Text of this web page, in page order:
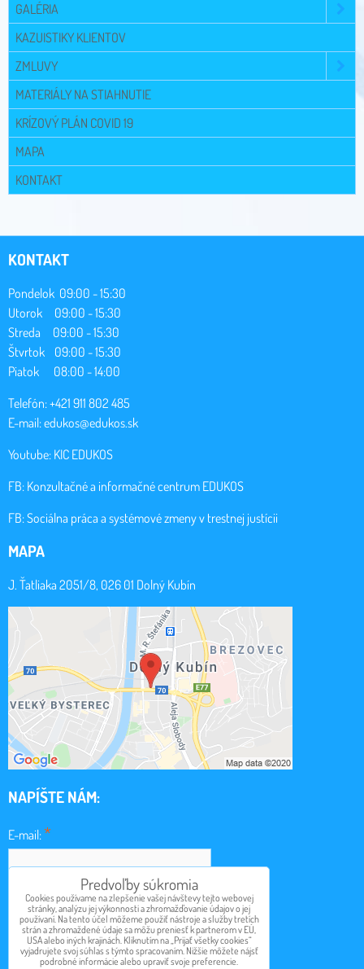
GALÉRIA
KAZUISTIKY KLIENTOV
ZMLUVY
MATERIÁLY NA STIAHNUTIE
KRÍZOVÝ PLÁN COVID 19
MAPA
KONTAKT
KONTAKT
Pondelok 09:00 - 15:30
Utorok 09:00 - 15:30
Streda 09:00 - 15:30
Štvrtok 09:00 - 15:30
Piatok 08:00 - 14:00
Telefón: +421 911 802 485
E-mail:edukos@edukos.sk
Youtube: KIC EDUKOS
FB: Konzultačné a informačné centrum EDUKOS
FB:Sociálna práca a systémové zmeny v trestnej justícii
MAPA
J. Ťatliaka 2051/8, 026 01 Dolný Kubín
NAPÍŠTE NÁM:
E-mail:*
Obsah:*
Predvoľby súkromia
Cookies používame na zlepšenie vašej návštevy tejto webovej
stránky, analýzu jej výkonnosti a zhromažďovanie údajov o jej
používaní. Na tento účel môžeme použiť nástroje a služby tretích
strán a zhromaždené údaje sa môžu preniesť k partnerom v EÚ,
USA alebo iných krajinách. Kliknutím na „Prijať všetky cookies“
vyjadrujete svoj súhlas s týmto spracovaním. Nižšie môžete nájsť
podrobné informácie alebo upraviť svoje preferencie.